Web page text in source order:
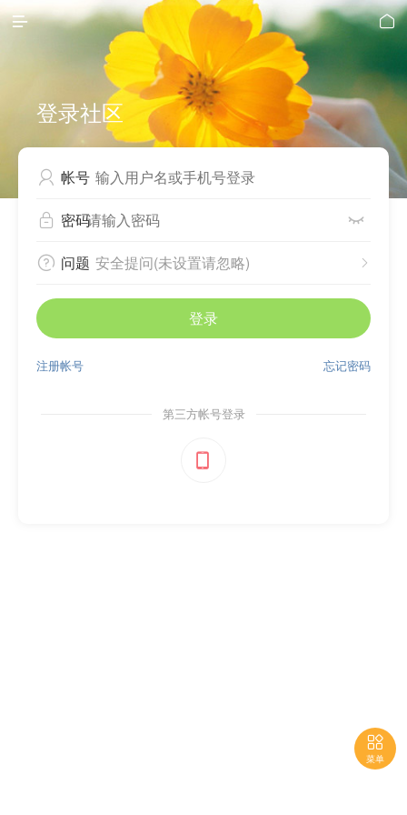
 
登录社区
 帐号
 密码 
 问题 
安全提问(未设置请忽略)
登录
忘记密码
注册帐号
第三方帐号登录


菜单